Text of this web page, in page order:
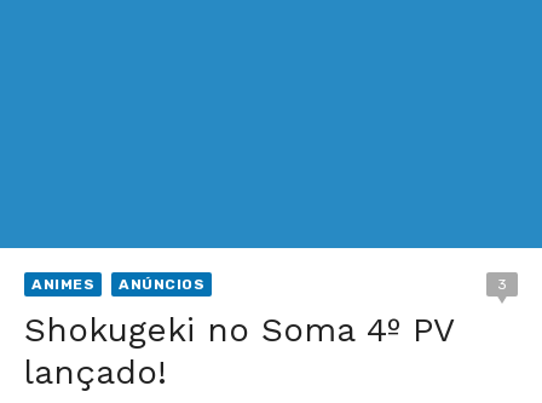
ANIMES ANÚNCIOS 3
Shokugeki no Soma 4º PV
lançado!